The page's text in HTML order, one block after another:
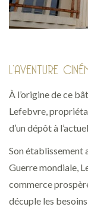
L’AVENTURE
À l’origine de ce
Lefebvre,
d’un dépôt à
Son établissement
Guerre mondiale,
commerce
décuple les